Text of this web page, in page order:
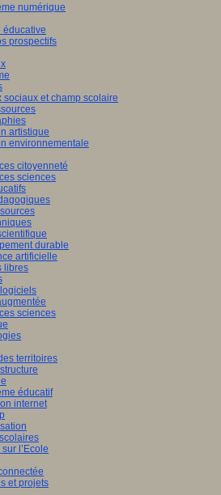
numérique
éducative
prospectifs
sociaux et champ scolaire
artistique
environnementale
citoyenneté
sciences
durable
artificielle
libres
sciences
territoires
éducatif
internet
l’Ecole
et projets